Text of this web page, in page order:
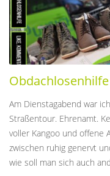
Obdachlosenhilfe
Am Dienstagabend war
Straßentour. Ehrenamt.
voller Kangoo und offene
zwischen ruhig genervt
wie soll man sich auch